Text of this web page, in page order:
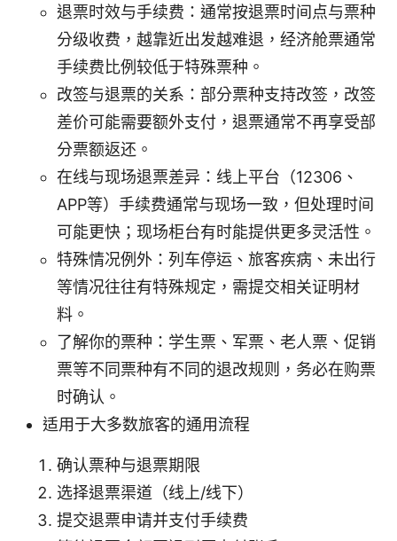
退票时效与手续费：通常按退票时间点与票种
分级收费，越靠近出发越难退，经济舱票通常
手续费比例较低于特殊票种。
改签与退票的关系：部分票种支持改签，改签
差价可能需要额外支付，退票通常不再享受部
分票额返还。
在线与现场退票差异：线上平台（12306、
APP等）手续费通常与现场一致，但处理时间
可能更快；现场柜台有时能提供更多灵活性。
特殊情况例外：列车停运、旅客疾病、未出行
等情况往往有特殊规定，需提交相关证明材
料。
了解你的票种：学生票、军票、老人票、促销
票等不同票种有不同的退改规则，务必在购票
时确认。
适用于大多数旅客的通用流程
确认票种与退票期限
选择退票渠道（线上/线下）
提交退票申请并支付手续费